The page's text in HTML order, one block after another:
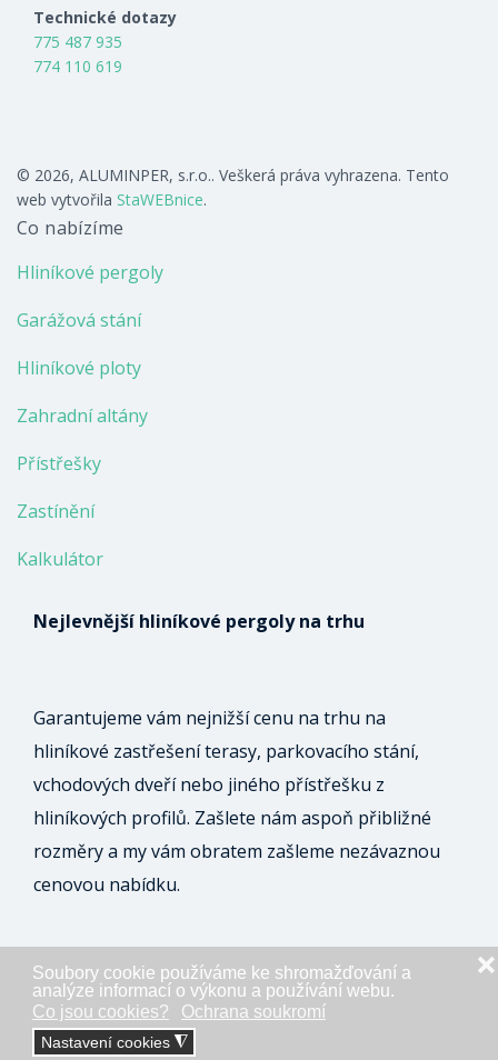
Soubory cookie používáme ke shromažďování a
analýze informací o výkonu a používání webu.
Co jsou cookies?
Ochrana soukromí
Nastavení cookies ◮
❌
Technické dotazy
775 487 935
774 110 619
© 2026, ALUMINPER, s.r.o.. Veškerá práva vyhrazena. Tento
web vytvořila StaWEBnice.
Co nabízíme
Hliníkové pergoly
Garážová stání
Hliníkové ploty
Zahradní altány
Přístřešky
Zastínění
Kalkulátor
Nejlevnější hliníkové pergoly na trhu
Garantujeme vám nejnižší cenu na trhu na
hliníkové zastřešení terasy, parkovacího stání,
vchodových dveří nebo jiného přístřešku z
hliníkových profilů. Zašlete nám aspoň přibližné
rozměry a my vám obratem zašleme nezávaznou
cenovou nabídku.
ODESLAT NEZÁVAZNOU POPTÁVKU